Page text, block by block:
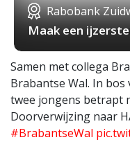
Rabobank
Maak een
Samen met collega
Brabantse Wal. In
twee jongens betrapt
Doorverwijzing naar
#BrabantseWal